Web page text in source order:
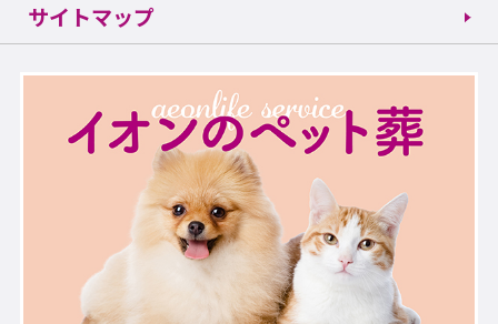
サイトマップ